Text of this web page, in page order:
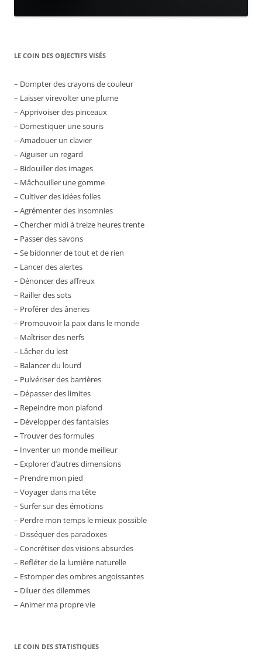
LE COIN DES OBJECTIFS VISÉS
– Dompter des crayons de couleur
– Laisser virevolter une plume
– Apprivoiser des pinceaux
– Domestiquer une souris
– Amadouer un clavier
– Aiguiser un regard
– Bidouiller des images
– Mâchouiller une gomme
– Cultiver des idées folles
– Agrémenter des insomnies
– Chercher midi à treize heures trente
– Passer des savons
– Se bidonner de tout et de rien
– Lancer des alertes
– Dénoncer des affreux
– Railler des sots
– Proférer des âneries
– Promouvoir la paix dans le monde
– Maîtriser des nerfs
– Lâcher du lest
– Balancer du lourd
– Pulvériser des barrières
– Dépasser des limites
– Repeindre mon plafond
– Développer des fantaisies
– Trouver des formules
– Inventer un monde meilleur
– Explorer d’autres dimensions
– Prendre mon pied
– Voyager dans ma tête
– Surfer sur des émotions
– Perdre mon temps le mieux possible
– Disséquer des paradoxes
– Concrétiser des visions absurdes
– Refléter de la lumière naturelle
– Estomper des ombres angoissantes
– Diluer des dilemmes
– Animer ma propre vie
LE COIN DES STATISTIQUES